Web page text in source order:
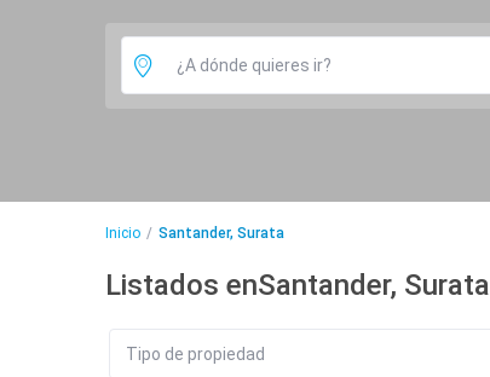
Inicio Santander, Surata
Listados enSantander, Surata
Tipo de propiedad